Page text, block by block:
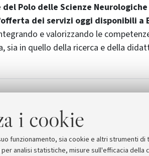
i cookie
funzionamento, sia cookie e altri strumenti
analisi statistiche, misure sull'efficacia
Polo delle Scienze
dei servizi oggi disponibili a
e valorizzando le
sia in quello della ricerca e della